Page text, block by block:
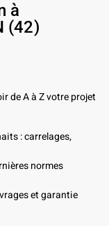
à
(42)
de A à Z votre projet
: carrelages,
normes
et garantie